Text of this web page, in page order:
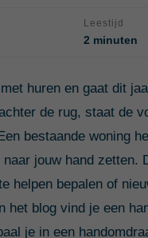
Leestijd
2 minuten
huren en gaat dit
de rug, staat de
bestaande woning
jouw hand zetten.
helpen bepalen of
het blog vind je een
je in een